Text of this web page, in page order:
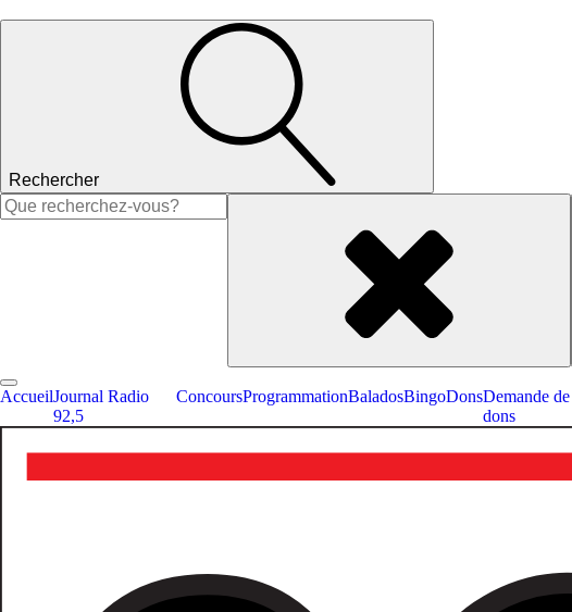
Rechercher
Rechercher :
AccueilJournal Radio
92,5
ConcoursProgrammationBaladosBingoDonsDemande de
dons